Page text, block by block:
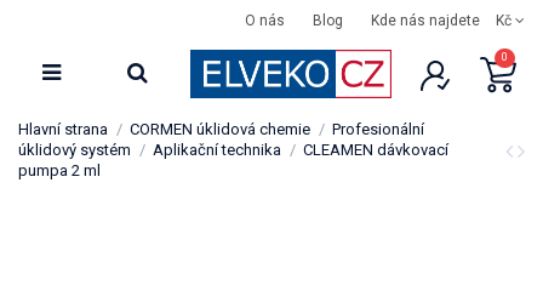
O nás Blog Kde nás najdete Kč
0
Hlavní strana CORMEN úklidová chemie
Profesionální
úklidový systém
Aplikační technika
CLEAMEN dávkovací
pumpa 2 ml